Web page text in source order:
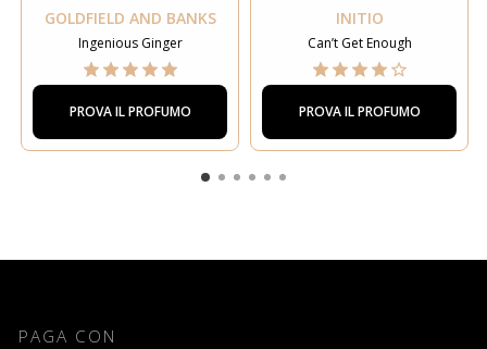
GOLDFIELD AND BANKS
Ingenious Ginger
PROVA IL PROFUMO
INITIO
Can’t Get Enough
PROVA IL PROFUMO
PAGA CON